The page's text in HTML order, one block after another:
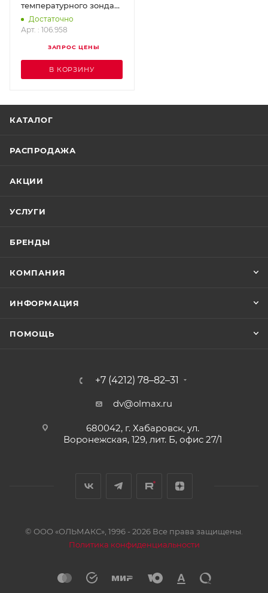
температурного зонда
LEISTER 106.958
Достаточно
Арт. : 106.958
ЗАПРОС ЦЕНЫ
В КОРЗИНУ
КАТАЛОГ
РАСПРОДАЖА
АКЦИИ
УСЛУГИ
БРЕНДЫ
КОМПАНИЯ
ИНФОРМАЦИЯ
ПОМОЩЬ
+7 (4212) 78–82–31
dv@olmax.ru
680042, г. Хабаровск, ул.
Воронежская, 129, лит. Б, офис 27/1
© ООО «ОЛЬМАКС», 1996 - 2026 Все права защищены.
Политика конфиденциальности